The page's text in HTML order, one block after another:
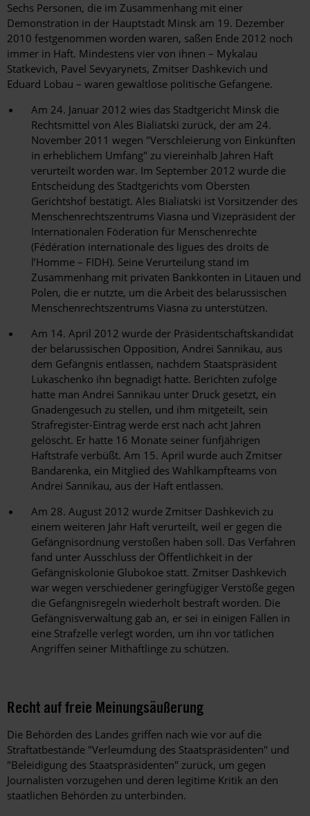
Sechs Personen, die im Zusammenhang mit einer
Demonstration in der Hauptstadt Minsk am 19. Dezember
2010 festgenommen worden waren, saßen Ende 2012 noch
immer in Haft. Mindestens vier von ihnen – Mykalau
Statkevich, Pavel Sevyarynets, Zmitser Dashkevich und
Eduard Lobau – waren gewaltlose politische Gefangene.
Am 24. Januar 2012 wies das Stadtgericht Minsk die
Rechtsmittel von Ales Bialiatski zurück, der am 24.
November 2011 wegen "Verschleierung von Einkünften
in erheblichem Umfang" zu viereinhalb Jahren Haft
verurteilt worden war. Im September 2012 wurde die
Entscheidung des Stadtgerichts vom Obersten
Gerichtshof bestätigt. Ales Bialiatski ist Vorsitzender des
Menschenrechtszentrums Viasna und Vizepräsident der
Internationalen Föderation für Menschenrechte
(Fédération internationale des ligues des droits de
l’Homme – FIDH). Seine Verurteilung stand im
Zusammenhang mit privaten Bankkonten in Litauen und
Polen, die er nutzte, um die Arbeit des belarussischen
Menschenrechtszentrums Viasna zu unterstützen.
Am 14. April 2012 wurde der Präsidentschaftskandidat
der belarussischen Opposition, Andrei Sannikau, aus
dem Gefängnis entlassen, nachdem Staatspräsident
Lukaschenko ihn begnadigt hatte. Berichten zufolge
hatte man Andrei Sannikau unter Druck gesetzt, ein
Gnadengesuch zu stellen, und ihm mitgeteilt, sein
Strafregister-Eintrag werde erst nach acht Jahren
gelöscht. Er hatte 16 Monate seiner fünfjährigen
Haftstrafe verbüßt. Am 15. April wurde auch Zmitser
Bandarenka, ein Mitglied des Wahlkampfteams von
Andrei Sannikau, aus der Haft entlassen.
Am 28. August 2012 wurde Zmitser Dashkevich zu
einem weiteren Jahr Haft verurteilt, weil er gegen die
Gefängnisordnung verstoßen haben soll. Das Verfahren
fand unter Ausschluss der Öffentlichkeit in der
Gefängniskolonie Glubokoe statt. Zmitser Dashkevich
war wegen verschiedener geringfügiger Verstöße gegen
die Gefängnisregeln wiederholt bestraft worden. Die
Gefängnisverwaltung gab an, er sei in einigen Fällen in
eine Strafzelle verlegt worden, um ihn vor tätlichen
Angriffen seiner Mithäftlinge zu schützen.
Recht auf freie Meinungsäußerung
Die Behörden des Landes griffen nach wie vor auf die
Straftatbestände "Verleumdung des Staatspräsidenten" und
"Beleidigung des Staatspräsidenten" zurück, um gegen
Journalisten vorzugehen und deren legitime Kritik an den
staatlichen Behörden zu unterbinden.